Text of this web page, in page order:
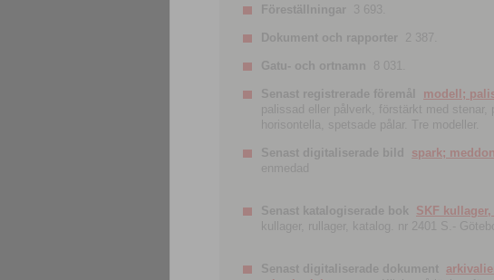
Föreställningar 3 693.
Dokument och rapporter 2 387.
Gatu- och ortnamn 8 031.
Senast registrerade föremål modell;
palissad eller pålverk, förstärkt med stenar,
horisontella, spetsade pålar. Tre modeller.
Senast digitaliserade bild spark; meddon
enmedad
Senast katalogiserade bok SKF
kullager, rullager, katalog. nr 2401 S.-
Senast digitaliserade dokument